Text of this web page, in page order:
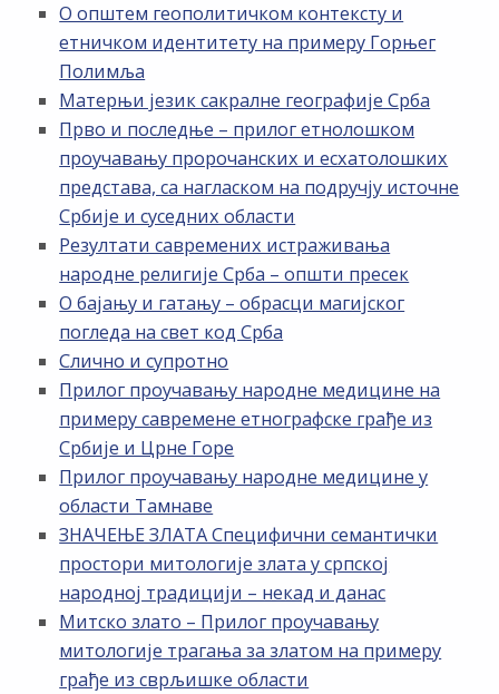
О општем геополитичком контексту и
етничком идентитету на примеру Горњег
Полимља
Матерњи језик сакралне географије Срба
Прво и последње – прилог етнолошком
проучавању пророчанских и есхатолошких
представа, са нагласком на подручју источне
Србије и суседних области
Резултати савремених истраживања
народне религије Срба – општи пресек
О бајању и гатању – обрасци магијског
погледа на свет код Срба
Слично и супротно
Прилог проучавању народне медицине на
примеру савремене етнографске грађе из
Србије и Црне Горе
Прилог проучавању народне медицине у
области Тамнаве
ЗНАЧЕЊЕ ЗЛАТА Специфични семантички
простори митологије злата у српској
народној традицији – некад и данас
Митско злато – Прилог проучавању
митологије трагања за златом на примеру
грађе из сврљишке области